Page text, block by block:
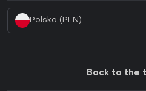
Polska (PLN)
Back to the